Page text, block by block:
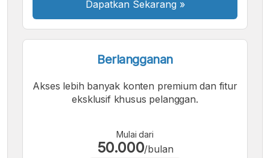
Dapatkan Sekarang »
Berlangganan
Akses lebih banyak konten premium dan fitur
eksklusif khusus pelanggan.
Mulai dari
50.000/bulan